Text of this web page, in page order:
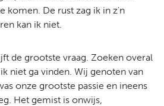
komen. De rust zag ik in z'n
kan ik niet.
de grootste vraag. Zoeken overal
niet ga vinden. Wij genoten van
onze grootste passie en ineens
Het gemist is onwijs,